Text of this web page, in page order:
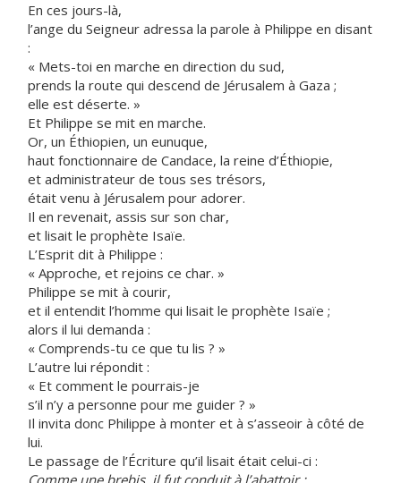
En ces jours-là,
l’ange du Seigneur adressa la parole à Philippe en disant
:
« Mets-toi en marche en direction du sud,
prends la route qui descend de Jérusalem à Gaza ;
elle est déserte. »
Et Philippe se mit en marche.
Or, un Éthiopien, un eunuque,
haut fonctionnaire de Candace, la reine d’Éthiopie,
et administrateur de tous ses trésors,
était venu à Jérusalem pour adorer.
Il en revenait, assis sur son char,
et lisait le prophète Isaïe.
L’Esprit dit à Philippe :
« Approche, et rejoins ce char. »
Philippe se mit à courir,
et il entendit l’homme qui lisait le prophète Isaïe ;
alors il lui demanda :
« Comprends-tu ce que tu lis ? »
L’autre lui répondit :
« Et comment le pourrais-je
s’il n’y a personne pour me guider ? »
Il invita donc Philippe à monter et à s’asseoir à côté de
lui.
Le passage de l’Écriture qu’il lisait était celui-ci :
Comme une brebis, il fut conduit à l’abattoir ;